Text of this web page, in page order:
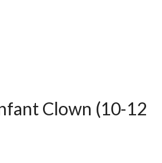
Clown (10-12